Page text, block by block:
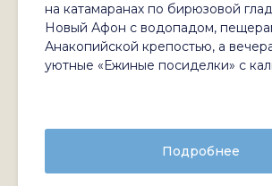
на катамаранах по бирюзовой
Новый Афон с водопадом,
Анакопийской крепостью, а
уютные «Ежиные посиделки» с
Подробнее